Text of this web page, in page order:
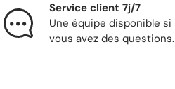
Service client 7j/7
Une équipe disponible si
vous avez des questions.